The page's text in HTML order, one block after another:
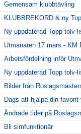
Gemensam klubbtävling
KLUBBREKORD & ny
Ny uppdaterad Topp tolv-
Utmanaren 17 mars - KM
Arbetsfördelning inför
Ny uppdaterad Topp tolv-
Bilder från
Dags att hjälpa din
Ändrade tider på
Bli simfunktionär